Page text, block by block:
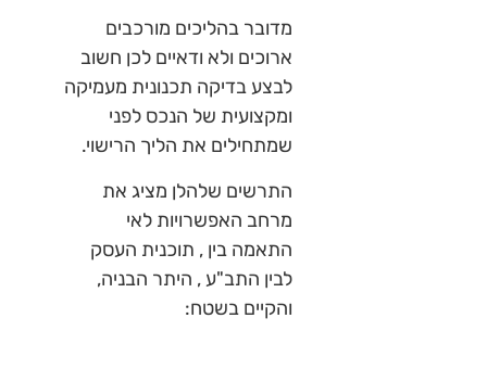
מדובר בהליכים מורכבים
ארוכים ולא ודאיים לכן חשוב
לבצע בדיקה תכנונית מעמיקה
ומקצועית של הנכס לפני
שמתחילים את הליך הרישוי.
התרשים שלהלן מציג את
מרחב האפשרויות לאי
התאמה בין , תוכנית העסק
לבין התב"ע , היתר הבניה,
והקיים בשטח: